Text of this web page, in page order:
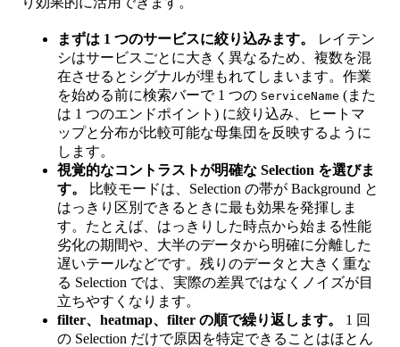
まずは 1 つのサービスに絞り込みます。
レイテン
シはサービスごとに大きく異なるため、複数を混
在させるとシグナルが埋もれてしまいます。作業
を始める前に検索バーで 1 つの ServiceName (また
は 1 つのエンドポイント) に絞り込み、ヒートマ
ップと分布が比較可能な母集団を反映するように
します。
視覚的なコントラストが明確な Selection を選びま
す。
比較モードは、Selection の帯が Background と
はっきり区別できるときに最も効果を発揮しま
す。たとえば、はっきりした時点から始まる性能
劣化の期間や、大半のデータから明確に分離した
遅いテールなどです。残りのデータと大きく重な
る Selection では、実際の差異ではなくノイズが目
立ちやすくなります。
filter、heatmap、filter の順で繰り返します。
1 回
の Selection だけで原因を特定できることはほとん